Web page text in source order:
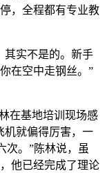
，全程都有专业教
其实不是的。新手
在空中走钢丝。”
在基地培训现场感
机就偏得厉害，一
次。”陈林说，虽
他已经完成了理论